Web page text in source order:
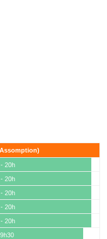
20h
20h
20h
20h
20h